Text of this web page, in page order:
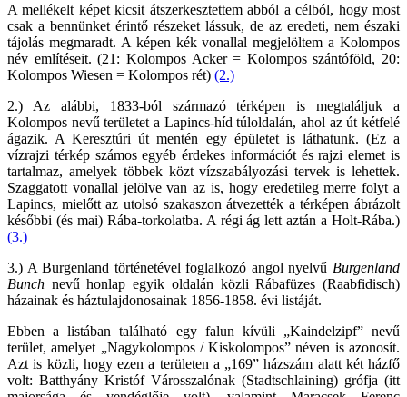
A mellékelt képet kicsit átszerkesztettem abból a célból, hogy most
csak a bennünket érintő részeket lássuk, de az eredeti, nem északi
tájolás megmaradt. A képen kék vonallal megjelöltem a Kolompos
név említéseit. (21: Kolompos Acker = Kolompos szántóföld, 20:
Kolompos Wiesen = Kolompos rét) (2.)
2.) Az alábbi, 1833-ból származó térképen is megtaláljuk a
Kolompos nevű területet a Lapincs-híd túloldalán, ahol az út kétfelé
ágazik. A Keresztúri út mentén egy épületet is láthatunk. (Ez a
vízrajzi térkép számos egyéb érdekes információt és rajzi elemet is
tartalmaz, amelyek többek közt vízszabályozási tervek is lehettek.
Szaggatott vonallal jelölve van az is, hogy eredetileg merre folyt a
Lapincs, mielőtt az utolsó szakaszon átvezették a térképen ábrázolt
későbbi (és mai) Rába-torkolatba. A régi ág lett aztán a Holt-Rába.)
(3.)
3.) A Burgenland történetével foglalkozó angol nyelvű Burgenland
Bunch nevű honlap egyik oldalán közli Rábafüzes (Raabfidisch)
házainak és háztulajdonosainak 1856-1858. évi listáját.
Ebben a listában található egy falun kívüli „Kaindelzipf” nevű
terület, amelyet „Nagykolompos / Kiskolompos” néven is azonosít.
Azt is közli, hogy ezen a területen a „169” házszám alatt két házfő
volt: Batthyány Kristóf Városszalónak (Stadtschlaining) grófja (itt